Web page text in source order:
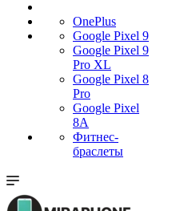
OnePlus
Google Pixel 9
Google Pixel 9
Pro XL
Google Pixel 8
Pro
Google Pixel
8A
Фитнес-
браслеты